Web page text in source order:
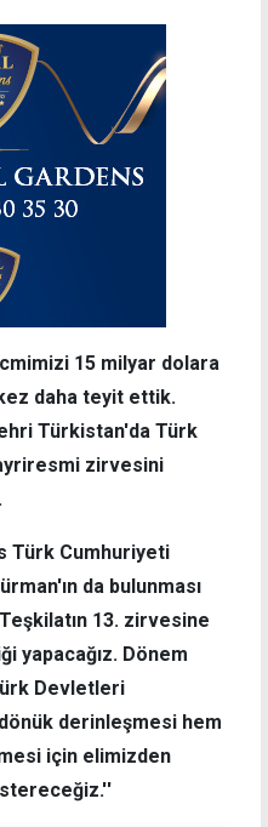
15 milyar dolara
daha teyit ettik.
Türkistan'da Türk
zirvesini
Türk Cumhuriyeti
da bulunması
13. zirvesine
yapacağız. Dönem
Devletleri
derinleşmesi hem
için elimizden